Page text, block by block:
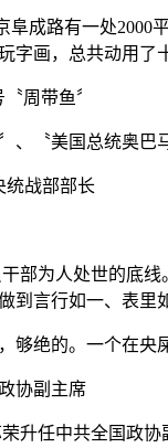
成路有一处
画，总共动用了
周带鱼〞
〝美国总统奥巴
统战部部长
部为人处世的底
言行如一、表
够绝的。一个在
协副主席
升任中共全国政